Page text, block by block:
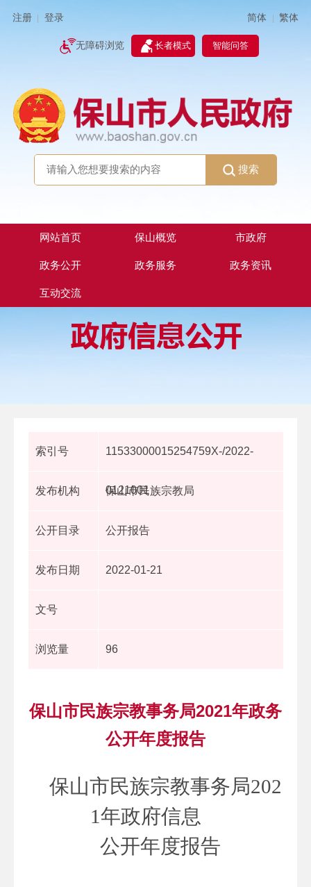
注册 登录 简体 | 繁体
无障碍浏览 长者模式 智能问答
搜索
网站首页 保山概览 市政府
政务公开 政务服务 政务资讯
互动交流
索引号 11533000015254759X-/2022-
0121001
发布机构 保山市民族宗教局
公开目录 公开报告
发布日期 2022-01-21
文号
浏览量 96
保山市民族宗教事务局2021年政务
公开年度报告
保山市民族宗教事务局202
1年政府信息
公开年度报告